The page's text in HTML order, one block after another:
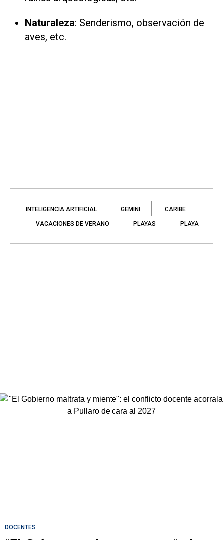
Naturaleza: Senderismo, observación de
aves, etc.
INTELIGENCIA ARTIFICIAL GEMINI CARIBE
VACACIONES DE VERANO PLAYAS PLAYA
DOCENTES